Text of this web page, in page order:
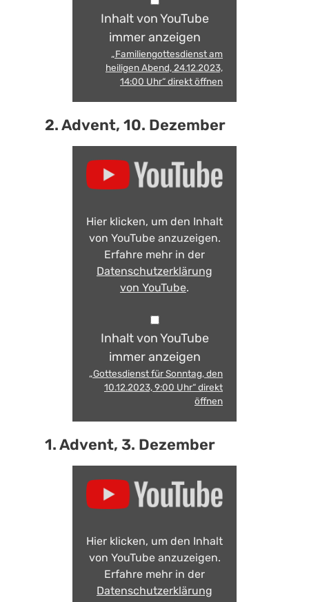
Inhalt von YouTube
immer anzeigen
„Familiengottesdienst am
heiligen Abend, 24.12.2023,
14:00 Uhr“ direkt öffnen
2. Advent, 10. Dezember
Hier klicken, um den Inhalt
von YouTube anzuzeigen.
Erfahre mehr in der
Datenschutzerklärung
von YouTube.
Inhalt von YouTube
immer anzeigen
„Gottesdienst für Sonntag, den
10.12.2023, 9:00 Uhr“ direkt
öffnen
1. Advent, 3. Dezember
Hier klicken, um den Inhalt
von YouTube anzuzeigen.
Erfahre mehr in der
Datenschutzerklärung